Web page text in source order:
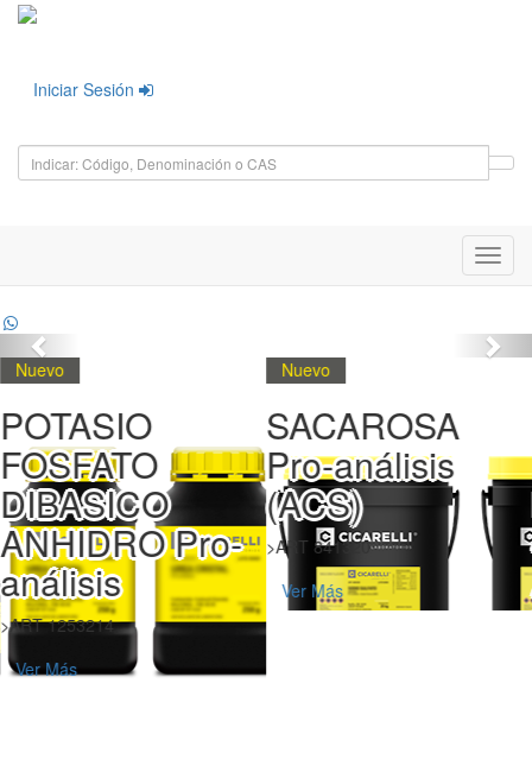
Iniciar Sesión
Nuevo
POTASIO
FOSFATO
DIBASICO
ANHIDRO Pro-
análisis
>ART 1253214
Ver Más
Nuevo
SACAROSA
Pro-análisis
(ACS)
>ART 841320
Ver Más